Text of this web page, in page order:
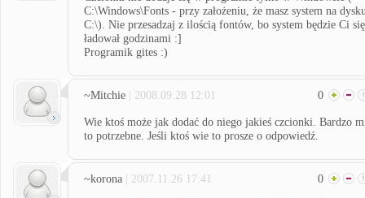
C:\Windows\Fonts - przy założeniu, że masz system na
C:\). Nie przesadzaj z ilością fontów, bo system będzie Ci się
ładował godzinami :]
Programik gites :)
~Mitchie | 2008.09.28 12:01 0
Wie ktoś może jak dodać do niego jakieś czcionki. Bardzo
to potrzebne. Jeśli ktoś wie to prosze o odpowiedź.
~korona | 2007.11.26 17:41 0